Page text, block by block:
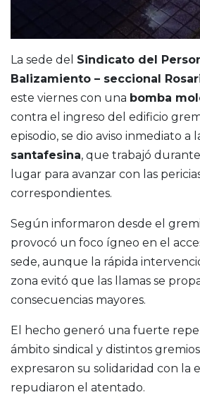
La sede del Sindicato del
Balizamiento – seccional
este viernes con una bomba
contra el ingreso del edificio
episodio, se dio aviso inmediato a
santafesina, que trabajó durante
lugar para avanzar con las
correspondientes.
Según informaron desde el
provocó un foco ígneo en el
sede, aunque la rápida
zona evitó que las llamas se
consecuencias mayores.
El hecho generó una fuerte
ámbito sindical y distintos
expresaron su solidaridad con la
repudiaron el atentado.